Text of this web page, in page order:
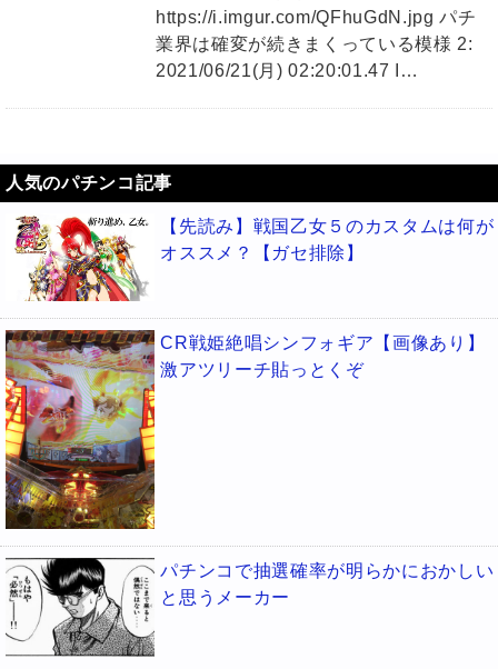
https://i.imgur.com/QFhuGdN.jpg パチ
業界は確変が続きまくっている模様 2:
2021/06/21(月) 02:20:01.47 I…
人気のパチンコ記事
【先読み】戦国乙女５のカスタムは何が
オススメ？【ガセ排除】
CR戦姫絶唱シンフォギア【画像あり】
激アツリーチ貼っとくぞ
パチンコで抽選確率が明らかにおかしい
と思うメーカー